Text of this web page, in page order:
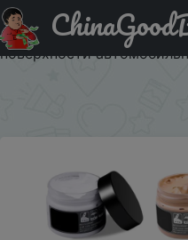
Придбати Набор для
средство для
поверхности